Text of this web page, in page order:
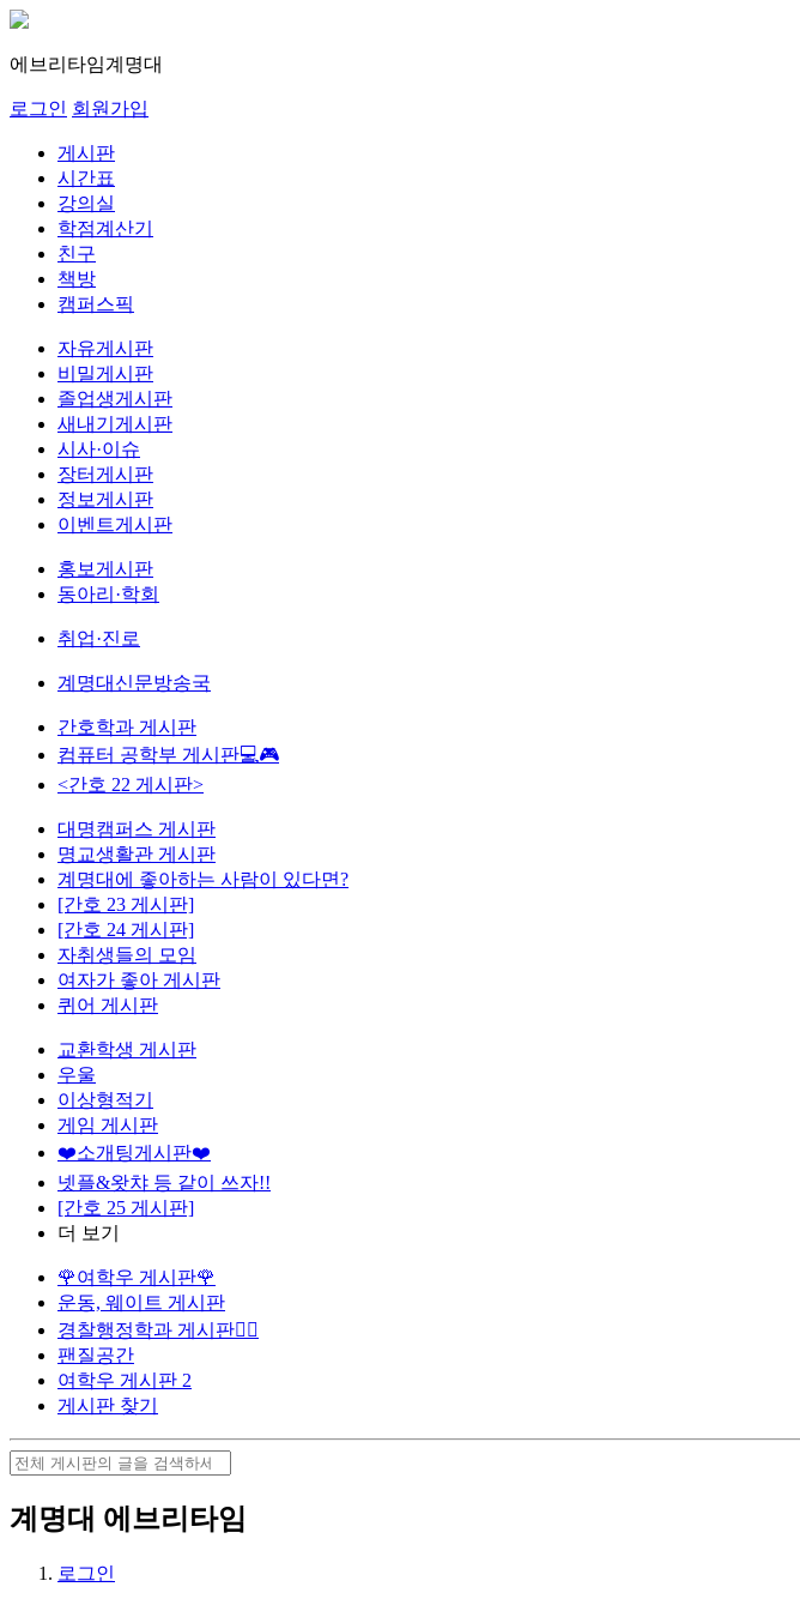
에브리타임계명대
로그인 회원가입
게시판
시간표
강의실
학점계산기
친구
책방
캠퍼스픽
자유게시판
비밀게시판
졸업생게시판
새내기게시판
시사·이슈
장터게시판
정보게시판
이벤트게시판
홍보게시판
동아리·학회
취업·진로
계명대신문방송국
간호학과 게시판
컴퓨터 공학부 게시판💻🎮
<간호 22 게시판>
대명캠퍼스 게시판
명교생활관 게시판
계명대에 좋아하는 사람이 있다면?
[간호 23 게시판]
[간호 24 게시판]
자취생들의 모임
여자가 좋아 게시판
퀴어 게시판
교환학생 게시판
우울
이상형적기
게임 게시판
❤️소개팅게시판❤️
넷플&왓챠 등 같이 쓰자!!
[간호 25 게시판]
더 보기
🌹여학우 게시판🌹
운동, 웨이트 게시판
경찰행정학과 게시판👮‍♀️
팬질공간
여학우 게시판 2
게시판 찾기
계명대 에브리타임
로그인